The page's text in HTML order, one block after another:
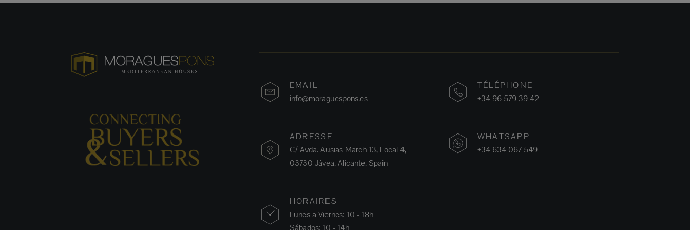
EMAIL
info@moraguespons.es
ADRESSE
C/ Avda. Ausias March 13, Local 4,
03730 Jávea, Alicante, Spain
HORAIRES
Lunes a Viernes: 10 - 18h
Sábados: 10 - 14h
TÉLÉPHONE
+34 96 579 39 42
WHATSAPP
+34 634 067 549